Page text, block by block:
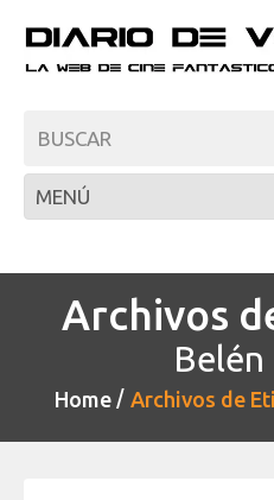
Archivos
Belén
Home Archivos de